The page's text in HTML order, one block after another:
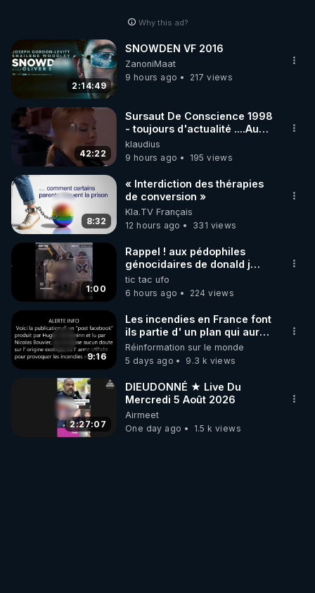
Why this ad?
2:14:49
SNOWDEN VF 2016
ZanoniMaat
9 hours ago
217 views
42:22
Sursaut De Conscience 1998
- toujours d'actualité ....Au
Dela Du Réel
klaudius
9 hours ago
195 views
8:32
« Interdiction des thérapies
de conversion »
Kla.TV Français
12 hours ago
331 views
1:00
Rappel ! aux pédophiles
génocidaires de donald j
trump et ses supporters
trumpistes 424et 666.
tic tac ufo
6 hours ago
224 views
9:16
Les incendies en France font
ils partie d' un plan qui aurait
débuté le 11 septembre 2001
?
Réinformation sur le monde
5 days ago
9.3 k views
2:27:07
DIEUDONNÉ ★ Live Du
Mercredi 5 Août 2026
Airmeet
One day ago
1.5 k views